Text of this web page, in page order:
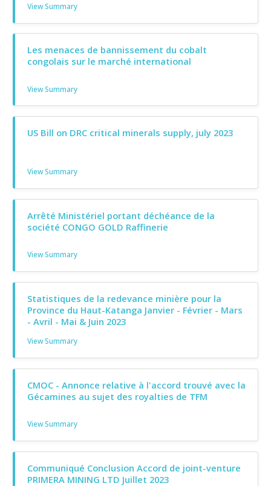
View Summary
Les menaces de bannissement du cobalt
congolais sur le marché international
View Summary
US Bill on DRC critical minerals supply, july 2023
View Summary
Arrêté Ministériel portant déchéance de la
société CONGO GOLD Raffinerie
View Summary
Statistiques de la redevance minière pour la
Province du Haut-Katanga Janvier - Février - Mars
- Avril - Mai & Juin 2023
View Summary
CMOC - Annonce relative à l'accord trouvé avec la
Gécamines au sujet des royalties de TFM
View Summary
Communiqué Conclusion Accord de joint-venture
PRIMERA MINING LTD Juillet 2023